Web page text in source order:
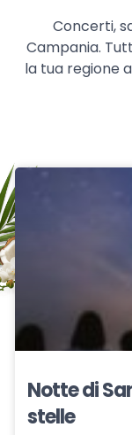
Concerti,
Campania.
la tua regione
Notte di
stelle